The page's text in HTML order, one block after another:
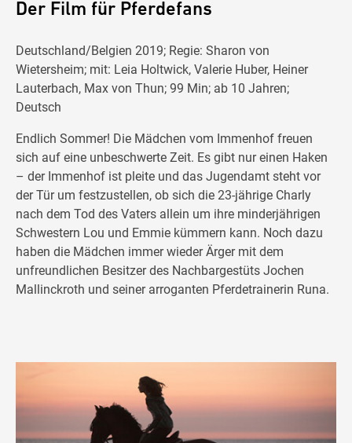
Der Film für Pferdefans
Deutschland/Belgien 2019; Regie: Sharon von
Wietersheim; mit: Leia Holtwick, Valerie Huber, Heiner
Lauterbach, Max von Thun; 99 Min; ab 10 Jahren;
Deutsch
Endlich Sommer! Die Mädchen vom Immenhof freuen
sich auf eine unbeschwerte Zeit. Es gibt nur einen Haken
– der Immenhof ist pleite und das Jugendamt steht vor
der Tür um festzustellen, ob sich die 23-jährige Charly
nach dem Tod des Vaters allein um ihre minderjährigen
Schwestern Lou und Emmie kümmern kann. Noch dazu
haben die Mädchen immer wieder Ärger mit dem
unfreundlichen Besitzer des Nachbargestüts Jochen
Mallinckroth und seiner arroganten Pferdetrainerin Runa.